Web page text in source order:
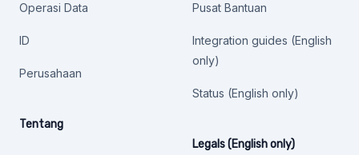
Operasi Data
ID
Perusahaan
Tentang
Pusat Bantuan
Integration guides (English
only)
Status (English only)
Legals (English only)